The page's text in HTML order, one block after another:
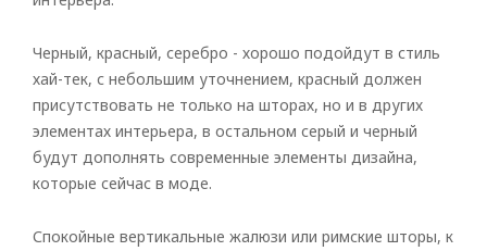
Черный, красный, серебро - хорошо подойдут в стиль
хай-тек, с небольшим уточнением, красный должен
присутствовать не только на шторах, но и в других
элементах интерьера, в остальном серый и черный
будут дополнять современные элементы дизайна,
которые сейчас в моде.
Спокойные вертикальные жалюзи или римские шторы, к